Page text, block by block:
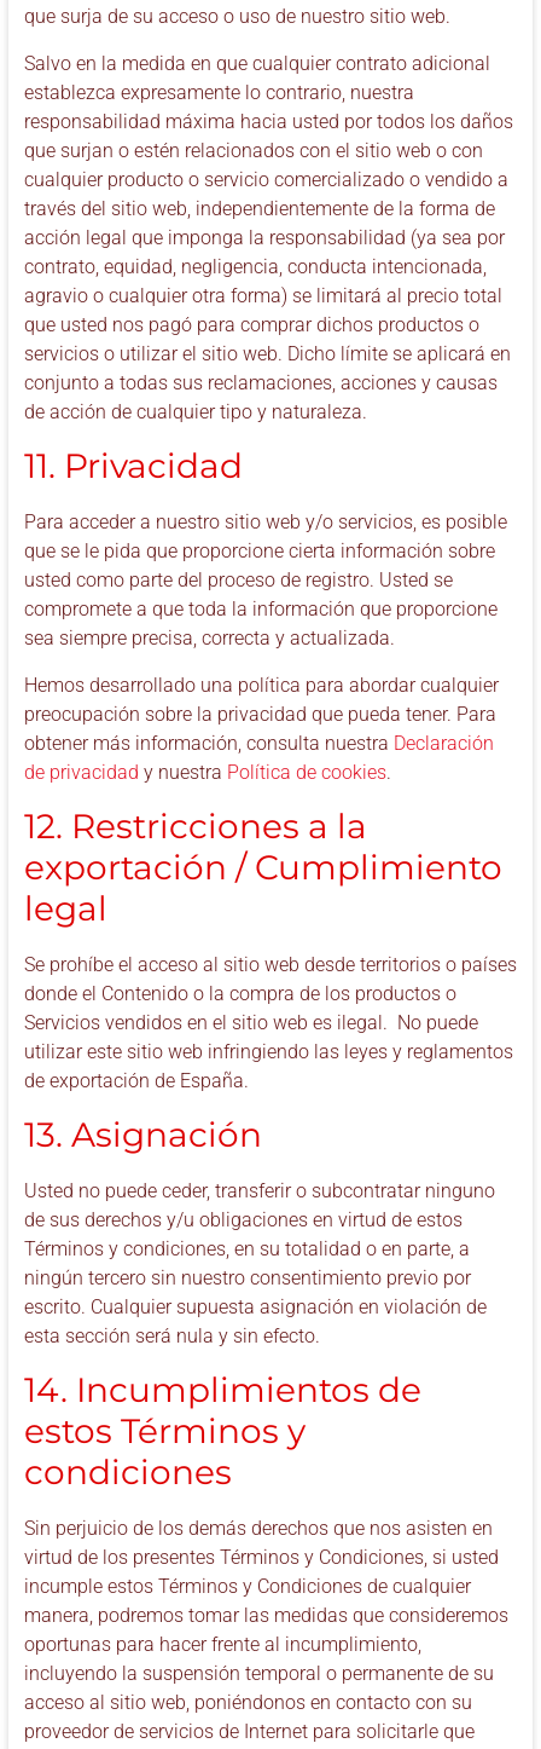
que surja de su acceso o uso de nuestro sitio web.
Salvo en la medida en que cualquier contrato adicional
establezca expresamente lo contrario, nuestra
responsabilidad máxima hacia usted por todos los daños
que surjan o estén relacionados con el sitio web o con
cualquier producto o servicio comercializado o vendido a
través del sitio web, independientemente de la forma de
acción legal que imponga la responsabilidad (ya sea por
contrato, equidad, negligencia, conducta intencionada,
agravio o cualquier otra forma) se limitará al precio total
que usted nos pagó para comprar dichos productos o
servicios o utilizar el sitio web. Dicho límite se aplicará en
conjunto a todas sus reclamaciones, acciones y causas
de acción de cualquier tipo y naturaleza.
11. Privacidad
Para acceder a nuestro sitio web y/o servicios, es posible
que se le pida que proporcione cierta información sobre
usted como parte del proceso de registro. Usted se
compromete a que toda la información que proporcione
sea siempre precisa, correcta y actualizada.
Hemos desarrollado una política para abordar cualquier
preocupación sobre la privacidad que pueda tener. Para
obtener más información, consulta nuestra Declaración
de privacidad y nuestra Política de cookies.
12. Restricciones a la
exportación / Cumplimiento
legal
Se prohíbe el acceso al sitio web desde territorios o países
donde el Contenido o la compra de los productos o
Servicios vendidos en el sitio web es ilegal. No puede
utilizar este sitio web infringiendo las leyes y reglamentos
de exportación de España.
13. Asignación
Usted no puede ceder, transferir o subcontratar ninguno
de sus derechos y/u obligaciones en virtud de estos
Términos y condiciones, en su totalidad o en parte, a
ningún tercero sin nuestro consentimiento previo por
escrito. Cualquier supuesta asignación en violación de
esta sección será nula y sin efecto.
14. Incumplimientos de
estos Términos y
condiciones
Sin perjuicio de los demás derechos que nos asisten en
virtud de los presentes Términos y Condiciones, si usted
incumple estos Términos y Condiciones de cualquier
manera, podremos tomar las medidas que consideremos
oportunas para hacer frente al incumplimiento,
incluyendo la suspensión temporal o permanente de su
acceso al sitio web, poniéndonos en contacto con su
proveedor de servicios de Internet para solicitarle que